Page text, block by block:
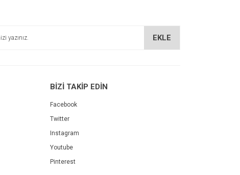
EKLE
BİZİ TAKİP EDİN
Facebook
Twitter
Instagram
Youtube
Pinterest